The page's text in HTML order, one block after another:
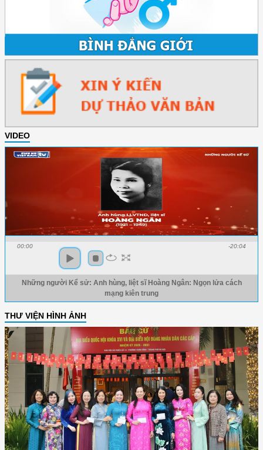
VIDEO
00:00 -20:04
Những người Kể sử: Anh hùng, liệt sĩ Hoàng Ngân: Ngọn lửa cách
mạng kiên trung
THƯ VIỆN HÌNH ẢNH